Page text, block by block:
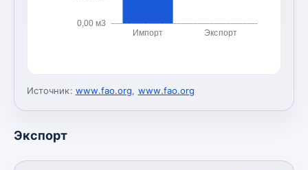
0,00 м3
Импорт Экспорт
Источник: www.fao.org, www.fao.org
Экспорт